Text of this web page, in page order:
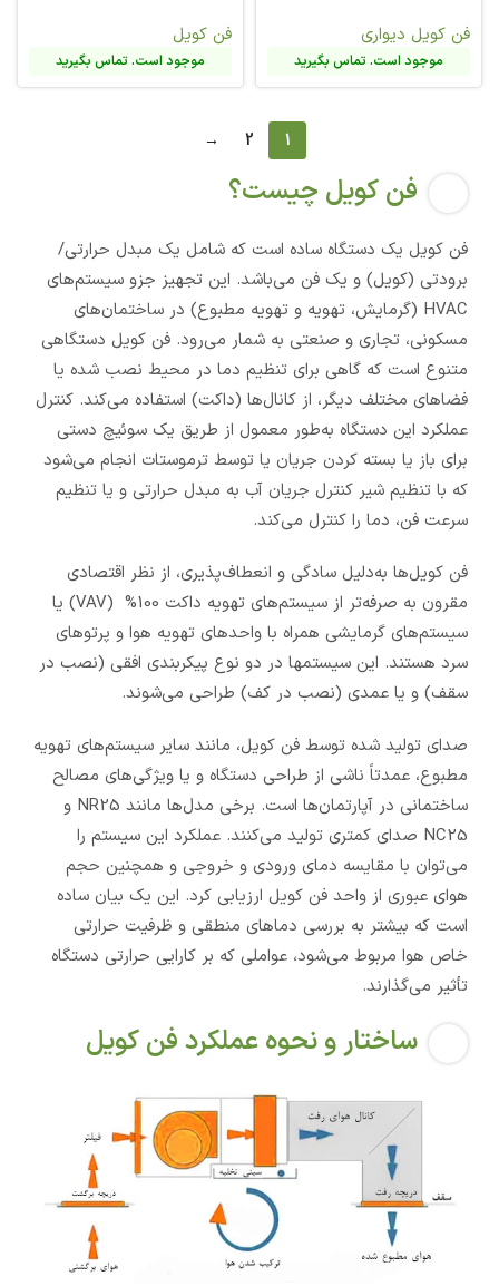
فن کویل دیواری
موجود است. تماس بگیرید
فن کویل
موجود است. تماس بگیرید
1
2
→
فن کویل چیست؟
فن کویل یک دستگاه ساده است که شامل یک مبدل حرارتی/
برودتی (کویل) و یک فن می‌باشد. این تجهیز جزو سیستم‌های
HVAC (گرمایش، تهویه و تهویه مطبوع) در ساختمان‌های
مسکونی، تجاری و صنعتی به شمار می‌رود. فن کویل دستگاهی
متنوع است که گاهی برای تنظیم دما در محیط نصب شده یا
فضاهای مختلف دیگر، از کانال‌ها (داکت) استفاده می‌کند. کنترل
عملکرد این دستگاه به‌طور معمول از طریق یک سوئیچ دستی
برای باز یا بسته کردن جریان یا توسط ترموستات انجام می‌شود
که با تنظیم شیر کنترل جریان آب به مبدل حرارتی و یا تنظیم
سرعت فن، دما را کنترل می‌کند.
فن کویل‌ها به‌دلیل سادگی و انعطاف‌پذیری، از نظر اقتصادی
مقرون به صرفه‌تر از سیستم‌های تهویه داکت 100% (VAV) یا
سیستم‌های گرمایشی همراه با واحدهای تهویه هوا و پرتوهای
سرد هستند. این سیستمها در دو نوع پیکربندی افقی (نصب در
سقف) و یا عمدی (نصب در کف) طراحی می‌شوند.
صدای تولید شده توسط فن کویل، مانند سایر سیستم‌های تهویه
مطبوع، عمدتاً ناشی از طراحی دستگاه و یا ویژگی‌های مصالح
ساختمانی در آپارتمان‌ها است. برخی مدل‌ها مانند NR25 و
NC25 صدای کمتری تولید می‌کنند. عملکرد این سیستم را
می‌توان با مقایسه دمای ورودی و خروجی و همچنین حجم
هوای عبوری از واحد فن کویل ارزیابی کرد. این یک بیان ساده
است که بیشتر به بررسی دماهای منطقی و ظرفیت حرارتی
خاص هوا مربوط می‌شود، عواملی که بر کارایی حرارتی دستگاه
تأثیر می‌گذارند.
ساختار و نحوه عملکرد فن کویل